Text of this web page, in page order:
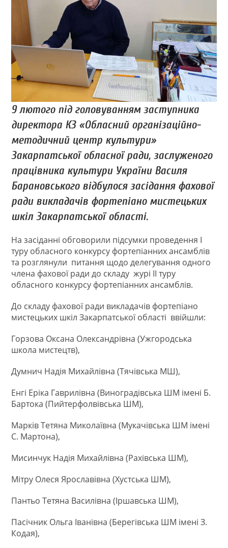
9 лютого під головуванням заступника
директора КЗ «Обласний організаційно-
методичний центр культури»
Закарпатської обласної ради, заслуженого
працівника культури України Василя
Барановського відбулося засідання фахової
ради викладачів фортепіано мистецьких
шкіл Закарпатської області.
На засіданні обговорили підсумки проведення І
туру обласного конкурсу фортепіанних ансамблів
та розглянули питання щодо делегування одного
члена фахової ради до складу журі ІІ туру
обласного конкурсу фортепіанних ансамблів.
До складу фахової ради викладачів фортепіано
мистецьких шкіл Закарпатської області ввійшли:
Горзова Оксана Олександрівна (Ужгородська
школа мистецтв),
Думнич Надія Михайлівна (Тячівська МШ),
Енгі Еріка Гаврилівна (Виноградівська ШМ імені Б.
Бартока (Пийтерфолвівська ШМ),
Марків Тетяна Миколаївна (Мукачівська ШМ імені
С. Мартона),
Мисинчук Надія Михайлівна (Рахівська ШМ),
Мітру Олеся Ярославівна (Хустська ШМ),
Пантьо Тетяна Василівна (Іршавська ШМ),
Пасічник Ольга Іванівна (Берегівська ШМ імені З.
Кодая),